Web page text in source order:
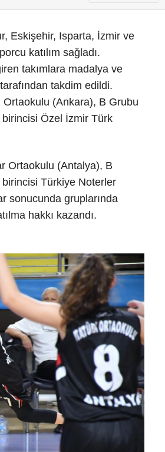
Eskişehir, Isparta, İzmir ve
katılım sağladı.
takımlara madalya ve
takdim edildi.
(Ankara), B Grubu
Özel İzmir Türk
Ortaokulu (Antalya), B
Türkiye Noterler
sonucunda gruplarında
hakkı kazandı.